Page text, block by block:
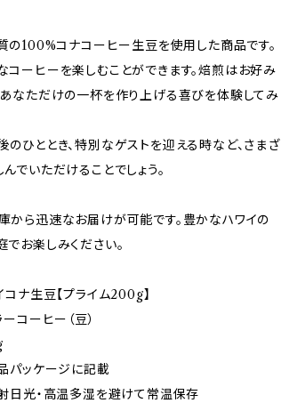
の100%コナコーヒー生豆を使用した商品です。
コーヒーを楽しむことができます。焙煎はお好み
あなただけの一杯を作り上げる喜びを体験してみ
ひととき、特別なゲストを迎える時など、さまざ
でいただけることでしょう。
から迅速なお届けが可能です。豊かなハワイの
お楽しみください。
ナ生豆【プライム200g】
コーヒー（豆）
パッケージに記載
日光・高温多湿を避けて常温保存